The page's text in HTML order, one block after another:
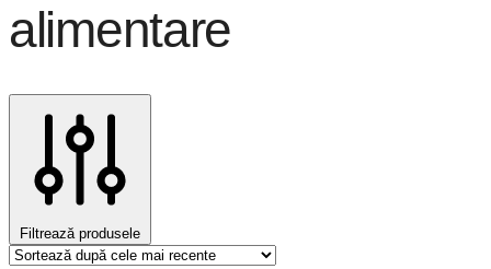
alimentare
Filtrează produsele